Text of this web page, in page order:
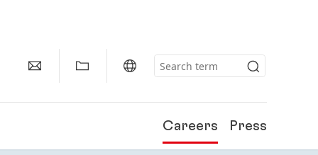
Careers Press